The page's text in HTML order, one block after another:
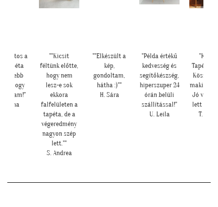
a
szebb
ahogy
Ilona
""Kicsit
féltünk előtte,
hogy nem
lesz-e sok
ekkora
falfelületen a
tapéta, de a
végeredmény
nagyon szép
lett.""
S. Andrea
""Elkészült a
kép,
gondoltam,
hátha :)""
H. Sára
"Példa értékű
kedvesség és
segítőkészség,
hiperszuper 24
órán belüli
szállítással!"
U. Leila
makis
Jó
lett
T.